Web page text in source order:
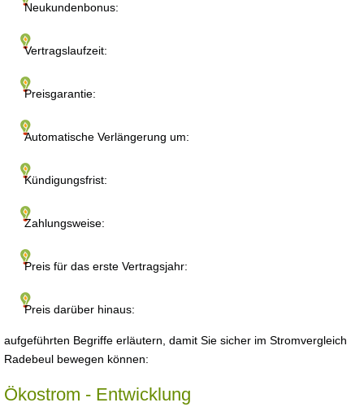
Neukundenbonus:
Vertragslaufzeit:
Preisgarantie:
Automatische Verlängerung um:
Kündigungsfrist:
Zahlungsweise:
Preis für das erste Vertragsjahr:
Preis darüber hinaus:
aufgeführten Begriffe erläutern, damit Sie sicher im Stromvergleich
Radebeul bewegen können:
Ökostrom - Entwicklung